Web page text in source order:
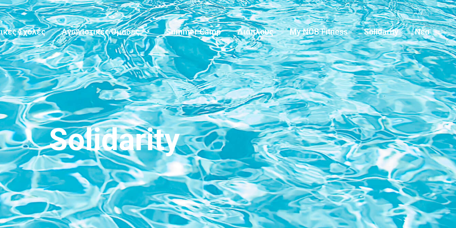
Σχολές Αγωνιστικές Ομάδες Summer Camp Διάπλους My NOB Fitness Solidarity
Νέα
Solidarity